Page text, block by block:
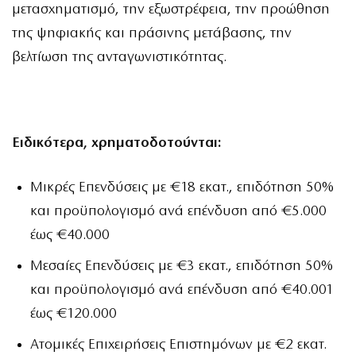
μετασχηματισμό, την εξωστρέφεια, την προώθηση
της ψηφιακής και πράσινης μετάβασης, την
βελτίωση της ανταγωνιστικότητας.
Ειδικότερα, χρηματοδοτούνται:
Μικρές Επενδύσειςμε €18 εκατ., επιδότηση 50%
και προϋπολογισμό ανά επένδυση από €5.000
έως €40.000
Μεσαίες Επενδύσειςμε €3 εκατ., επιδότηση 50%
και προϋπολογισμό ανά επένδυση από €40.001
έως €120.000
Ατομικές Επιχειρήσεις Επιστημόνων με €2 εκατ.